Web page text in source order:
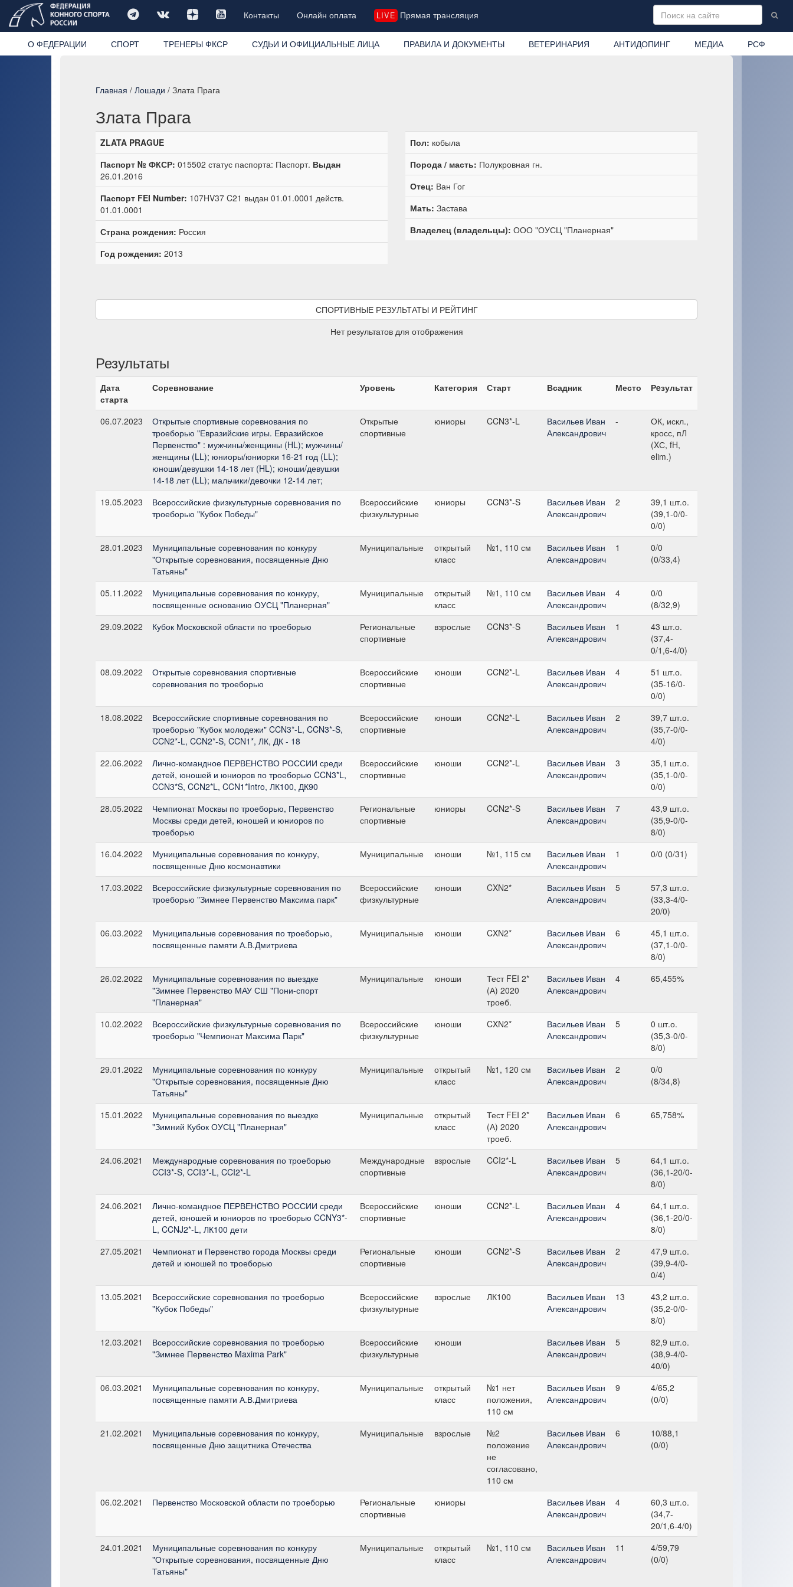
Контакты Онлайн оплата LIVE Прямая трансляция
О ФЕДЕРАЦИИ СПОРТ ТРЕНЕРЫ ФКСР СУДЬИ И ОФИЦИАЛЬНЫЕ ЛИЦА ПРАВИЛА И ДОКУМЕНТЫ ВЕТЕРИНАРИЯ АНТИДОПИНГ МЕДИА РСФ
Главная / Лошади / Злата Прага
Злата Прага
ZLATA PRAGUE
Паспорт № ФКСР: 015502 статус паспорта: Паспорт. Выдан
26.01.2016
Паспорт FEI Number: 107HV37 C21 выдан 01.01.0001 действ.
01.01.0001
Страна рождения: Россия
Год рождения: 2013
Пол: кобыла
Порода / масть: Полукровная гн.
Отец: Ван Гог
Мать: Застава
Владелец (владельцы): ООО "ОУСЦ "Планерная"
СПОРТИВНЫЕ РЕЗУЛЬТАТЫ И РЕЙТИНГ
Нет результатов для отображения
Результаты
Дата
старта
Соревнование Уровень Категория Старт Всадник Место Рeзультат
06.07.2023
Открытые спортивные соревнования по
троеборью "Евразийские игры. Евразийское
Первенство" : мужчины/женщины (HL); мужчины/
женщины (LL); юниоры/юниорки 16-21 год (LL);
юноши/девушки 14-18 лет (HL); юноши/девушки
14-18 лет (LL); мальчики/девочки 12-14 лет;
Открытые
спортивные
юниоры CCN3*-L
Васильев Иван
Александрович
-
ОК, искл.,
кросс, пЛ
(XС, fH,
elim.)
19.05.2023
Всероссийские физкультурные соревнования по
троеборью "Кубок Победы"
Всероссийские
физкультурные
юниоры CCN3*-S
Васильев Иван
Александрович
2
39,1 шт.о.
(39,1-0/0-
0/0)
28.01.2023
Муниципальные соревнования по конкуру
"Открытые соревнования, посвященные Дню
Татьяны"
Муниципальные
открытый
класс
№1, 110 см
Васильев Иван
Александрович
1
0/0
(0/33,4)
05.11.2022
Муниципальные соревнования по конкуру,
посвященные основанию ОУСЦ "Планерная"
Муниципальные
открытый
класс
№1, 110 см
Васильев Иван
Александрович
4
0/0
(8/32,9)
29.09.2022
Кубок Московской области по троеборью
Региональные
спортивные
взрослые CCN3*-S
Васильев Иван
Александрович
1
43 шт.о.
(37,4-
0/1,6-4/0)
08.09.2022
Открытые соревнования спортивные
соревнования по троеборью
Всероссийские
спортивные
юноши CCN2*-L
Васильев Иван
Александрович
4
51 шт.о.
(35-16/0-
0/0)
18.08.2022
Всероссийские спортивные соревнования по
троеборью "Кубок молодежи" CCN3*-L, CCN3*-S,
CCN2*-L, CCN2*-S, CCN1*, ЛК, ДК - 18
Всероссийские
спортивные
юноши CCN2*-L
Васильев Иван
Александрович
2
39,7 шт.о.
(35,7-0/0-
4/0)
22.06.2022
Лично-командное ПЕРВЕНСТВО РОССИИ среди
детей, юношей и юниоров по троеборью CCN3*L,
CCN3*S, CCN2*L, CCN1*Intro, ЛК100, ДК90
Всероссийские
спортивные
юноши CCN2*-L
Васильев Иван
Александрович
3
35,1 шт.о.
(35,1-0/0-
0/0)
28.05.2022
Чемпионат Москвы по троеборью, Первенство
Москвы среди детей, юношей и юниоров по
троеборью
Региональные
спортивные
юниоры CCN2*-S
Васильев Иван
Александрович
7
43,9 шт.о.
(35,9-0/0-
8/0)
16.04.2022
Муниципальные соревнования по конкуру,
посвященные Дню космонавтики
Муниципальные юноши №1, 115 см
Васильев Иван
Александрович
1 0/0 (0/31)
17.03.2022
Всероссийские физкультурные соревнования по
троеборью "Зимнее Первенство Максима парк"
Всероссийские
физкультурные
юноши CXN2*
Васильев Иван
Александрович
5
57,3 шт.о.
(33,3-4/0-
20/0)
06.03.2022
Муниципальные соревнования по троеборью,
посвященные памяти А.В.Дмитриева
Муниципальные юноши CXN2*
Васильев Иван
Александрович
6
45,1 шт.о.
(37,1-0/0-
8/0)
26.02.2022
Муниципальные соревнования по выездке
"Зимнее Первенство МАУ СШ "Пони-спорт
"Планерная"
Муниципальные юноши
Тест FEI 2*
(А) 2020
троеб.
Васильев Иван
Александрович
4 65,455%
10.02.2022
Всероссийские физкультурные соревнования по
троеборью "Чемпионат Максима Парк"
Всероссийские
физкультурные
юноши CXN2*
Васильев Иван
Александрович
5
0 шт.о.
(35,3-0/0-
8/0)
29.01.2022
Муниципальные соревнования по конкуру
"Открытые соревнования, посвященные Дню
Татьяны"
Муниципальные
открытый
класс
№1, 120 см
Васильев Иван
Александрович
2
0/0
(8/34,8)
15.01.2022
Муниципальные соревнования по выездке
"Зимний Кубок ОУСЦ "Планерная"
Муниципальные
открытый
класс
Тест FEI 2*
(А) 2020
троеб.
Васильев Иван
Александрович
6 65,758%
24.06.2021
Международные соревнования по троеборью
CCI3*-S, CCI3*-L, CCI2*-L
Международные
спортивные
взрослые CCI2*-L
Васильев Иван
Александрович
5
64,1 шт.о.
(36,1-20/0-
8/0)
24.06.2021
Лично-командное ПЕРВЕНСТВО РОССИИ среди
детей, юношей и юниоров по троеборью CCNY3*-
L, CCNJ2*-L, ЛК100 дети
Всероссийские
спортивные
юноши CCN2*-L
Васильев Иван
Александрович
4
64,1 шт.о.
(36,1-20/0-
8/0)
27.05.2021
Чемпионат и Первенство города Москвы среди
детей и юношей по троеборью
Региональные
спортивные
юноши CCN2*-S
Васильев Иван
Александрович
2
47,9 шт.о.
(39,9-4/0-
0/4)
13.05.2021
Всероссийские соревнования по троеборью
"Кубок Победы"
Всероссийские
физкультурные
взрослые ЛК100
Васильев Иван
Александрович
13
43,2 шт.о.
(35,2-0/0-
8/0)
12.03.2021
Всероссийские соревнования по троеборью
"Зимнее Первенство Maxima Park"
Всероссийские
физкультурные
юноши
Васильев Иван
Александрович
5
82,9 шт.о.
(38,9-4/0-
40/0)
06.03.2021
Муниципальные соревнования по конкуру,
посвященные памяти А.В.Дмитриева
Муниципальные
открытый
класс
№1 нет
положения,
110 см
Васильев Иван
Александрович
9
4/65,2
(0/0)
21.02.2021
Муниципальные соревнования по конкуру,
посвященные Дню защитника Отечества
Муниципальные взрослые
№2
положение
не
согласовано,
110 см
Васильев Иван
Александрович
6
10/88,1
(0/0)
06.02.2021 Первенство Московской области по троеборью
Региональные
спортивные
юниоры
Васильев Иван
Александрович
4
60,3 шт.о.
(34,7-
20/1,6-4/0)
24.01.2021
Муниципальные соревнования по конкуру
"Открытые соревнования, посвященные Дню
Татьяны"
Муниципальные
открытый
класс
№1, 110 см
Васильев Иван
Александрович
11
4/59,79
(0/0)